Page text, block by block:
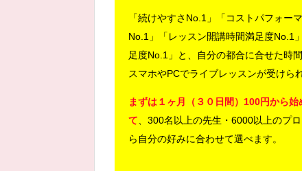
「続けやすさNo.1」「コストパフォー
No.1」「レッスン開講時間満足度No.1
足度No.1」と、自分の都合に合せた時
スマホやPCでライブレッスンが受けら
まずは１ヶ月（３０日間）100円から始
て 、300名以上の先生・6000以上のプ
ら自分の好みに合わせて選べます。